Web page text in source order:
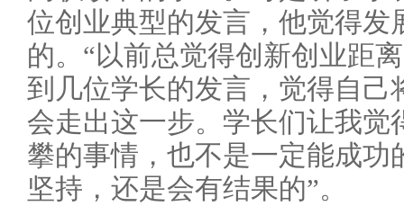
位创业典型的发言，他觉得发
的。“以前总觉得创新创业距
到几位学长的发言，觉得自己
会走出这一步。学长们让我觉
攀的事情，也不是一定能成功
坚持，还是会有结果的”。